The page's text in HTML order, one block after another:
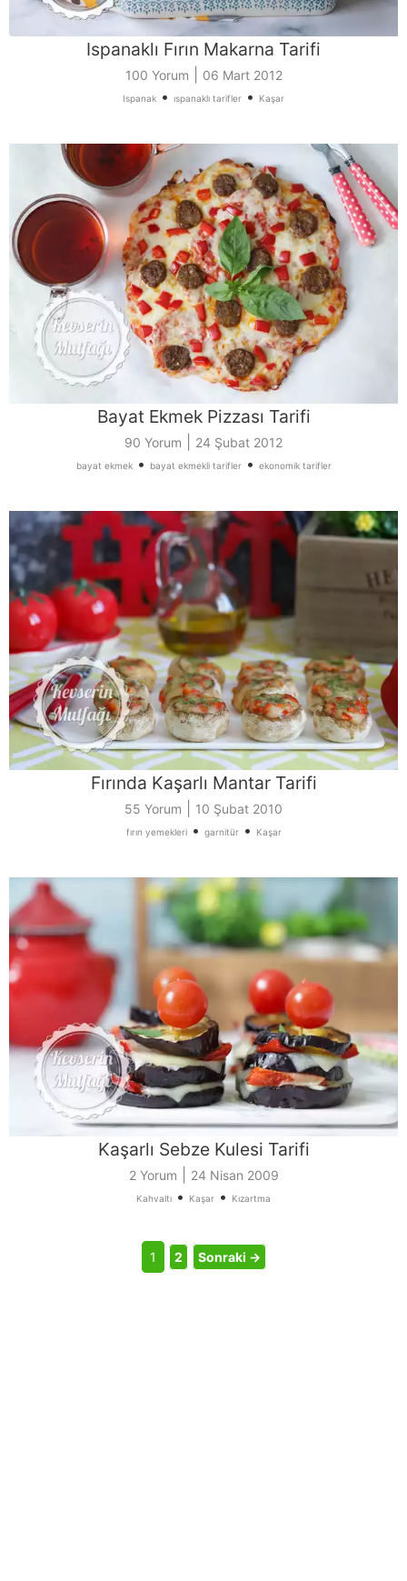
Ispanaklı Fırın Makarna Tarifi
100 Yorum 06 Mart 2012
Ispanak • ıspanaklı tarifler • Kaşar
Bayat Ekmek Pizzası Tarifi
90 Yorum 24 Şubat 2012
bayat ekmek• bayat ekmekli tarifler• ekonomik tarifler
Fırında Kaşarlı Mantar Tarifi
55 Yorum 10 Şubat 2010
fırın yemekleri• garnitür• Kaşar
Kaşarlı Sebze Kulesi Tarifi
2 Yorum 24 Nisan 2009
Kahvaltı • Kaşar • Kızartma
1 2 Sonraki →